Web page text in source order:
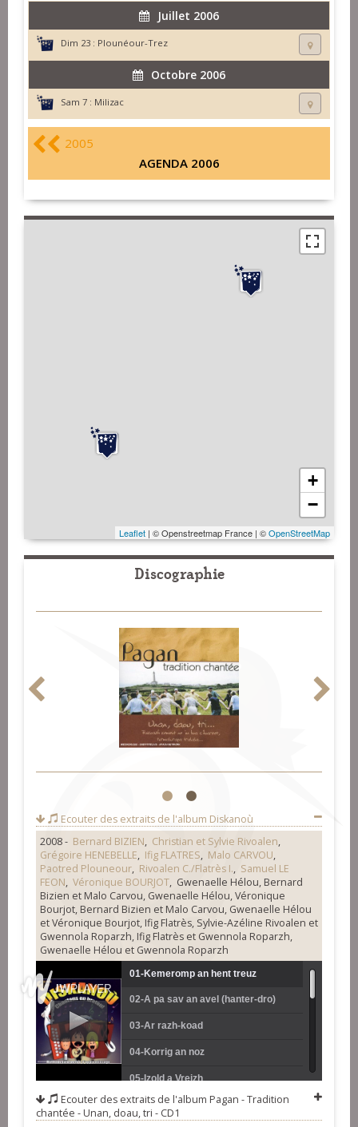
Juillet 2006
Dim 23 : Plounéour-Trez
Octobre 2006
Sam 7 : Milizac
2005
AGENDA 2006
+
−
Leaflet | © Openstreetmap France | ©OpenStreetMap
Discographie
1 2
Ecouter des extraits de l'album Diskanoù
2008 - Bernard BIZIEN, Christian et Sylvie Rivoalen,
Grégoire HENEBELLE, Ifig FLATRES, Malo CARVOU,
Paotred Plouneour, Rivoalen C./Flatrès I., Samuel LE
FEON, Véronique BOURJOT, Gwenaelle Hélou, Bernard
Bizien et Malo Carvou, Gwenaelle Hélou, Véronique
Bourjot, Bernard Bizien et Malo Carvou, Gwenaelle Hélou
et Véronique Bourjot, Ifig Flatrès, Sylvie-Azéline Rivoalen et
Gwennola Roparzh, Ifig Flatrès et Gwennola Roparzh,
Gwenaelle Hélou et Gwennola Roparzh
01-Kemeromp an hent treuz
02-A pa sav an avel (hanter-dro)
03-Ar razh-koad
04-Korrig an noz
05-Izold a Vreizh
06-Dour ar Vretoned
Ecouter des extraits de l'album Pagan - Tradition
chantée - Unan, doau, tri - CD1